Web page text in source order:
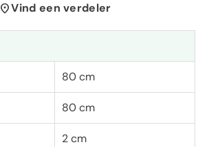
location_onVind een verdeler
80 cm
80 cm
2 cm